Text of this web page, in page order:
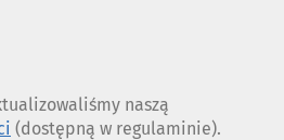
naszą
(dostępną w regulaminie).